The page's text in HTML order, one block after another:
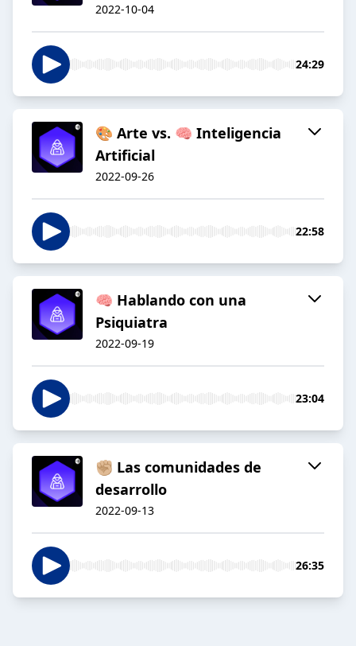
2022-10-04
24:29
🎨 Arte vs. 🧠 Inteligencia
Artificial
2022-09-26
22:58
🧠 Hablando con una
Psiquiatra
2022-09-19
23:04
✊🏼 Las comunidades de
desarrollo
2022-09-13
26:35